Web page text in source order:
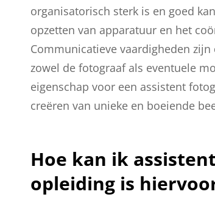
organisatorisch sterk is en goed
opzetten van apparatuur en het
Communicatieve vaardigheden
zowel de fotograaf als eventuele
eigenschap voor een assistent
creëren van unieke en boeiende
Hoe kan ik
opleiding is